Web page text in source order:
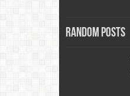
Random Posts